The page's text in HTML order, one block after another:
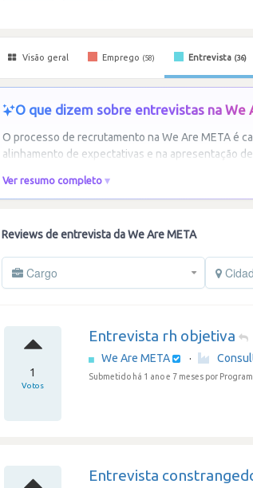
Visão geral Emprego (58) Entrevista (36)
O que dizem sobre entrevistas na We
O processo de recrutamento na We Are META é
alinhamento de expectativas e na apresentação
Ver resumo completo
Reviews de entrevista da We Are META
Cargo
1
Votos
Entrevista rh objetiva
We Are META ·
Submetido há 1 ano e 7 meses por
Entrevista